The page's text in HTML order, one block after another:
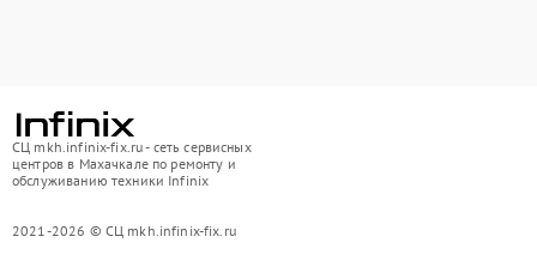
СЦ mkh.infinix-fix.ru - сеть сервисных
центров в Махачкале по ремонту и
обслуживанию техники Infinix
2021-2026 © СЦ mkh.infinix-fix.ru